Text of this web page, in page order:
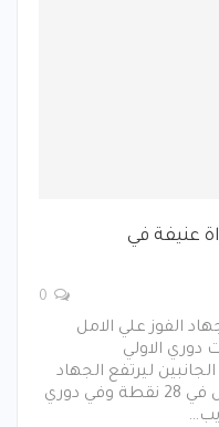
عنيفة في
الفوز علي الامل
الاولي
ليرتفع الجهاد
برصيده الي 27 نقطة ويتجمد الامل في 28 نقطة وفي دوري